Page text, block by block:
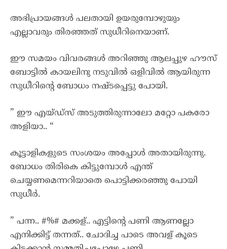
അഭിപ്രായങ്ങൾ പലതായി ഉയരുമ്പോഴുയും
എല്ലാവരും തിരഞ്ഞത് സുധീറിനെയാണ്.
ഈ സമയം വിവരങ്ങൾ അറിഞ്ഞു ആലപ്പുഴ ഹൗസ്
ബോട്ടിൽ കായലിനു നടുവിൽ ഒളിവിൽ ആയിരുന്ന
സുധീറിന്റെ ബോധം നഷ്ടപ്പെട്ടു പോയി.
” ഈ എയ്ഡ്സ് അടുത്തിരുന്നാലോ മറ്റോ പകരോ
അളിയാ.. “
കൂട്ടാളികളുടെ സംശയം അപ്പോൾ അതായിരുന്നു.
ബോധം തിരികെ കിട്ടുമ്പോൾ എന്ത്
ചെയ്യണമെന്നറിയാതെ പൊട്ടിക്കരഞ്ഞു പോയി
സുധീർ.
” പന്ന.. #%# മക്കള്.. എട്ടിന്റെ പണി ആണല്ലോ
എനിക്കിട്ട് തന്നത്.. ചോദിച്ച പാടെ അവള് കൂടെ